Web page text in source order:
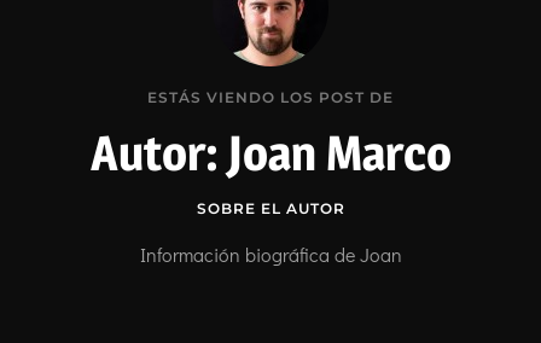
ESTÁS VIENDO LOS POST DE
Autor: Joan Marco
SOBRE EL AUTOR
Información biográfica de Joan